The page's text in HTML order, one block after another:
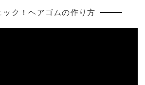
ック！ヘアゴムの作り方